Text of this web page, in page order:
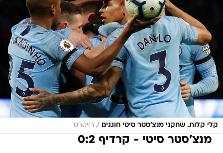
קלי קלות. שחקני מנצ'סטר סיטי חוגגים / רויטרס
מנצ'סטר סיטי - קרדיף 0:2